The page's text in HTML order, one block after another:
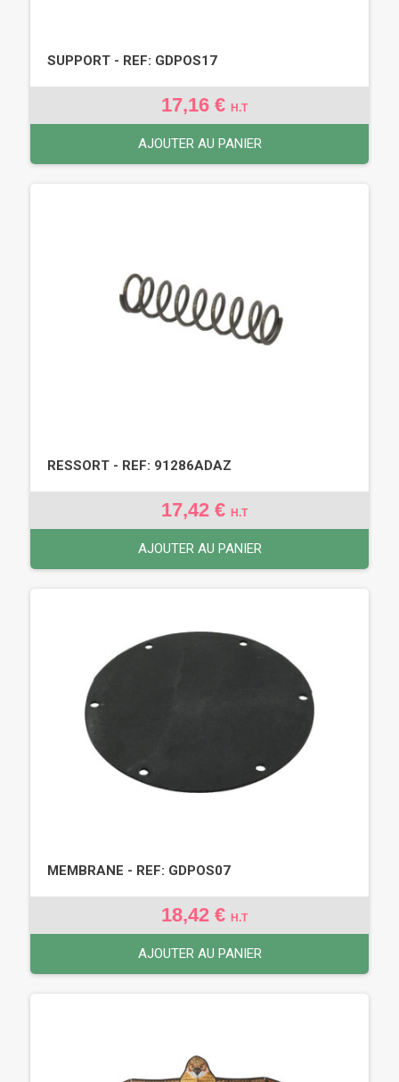
SUPPORT - REF: GDPOS17
17,16 € H.T
AJOUTER AU PANIER
RESSORT - REF: 91286ADAZ
17,42 € H.T
AJOUTER AU PANIER
MEMBRANE - REF: GDPOS07
18,42 € H.T
AJOUTER AU PANIER